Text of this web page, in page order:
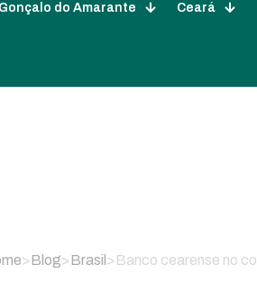
do Amarante Ceará
> Blog> Brasil > Banco cearense no